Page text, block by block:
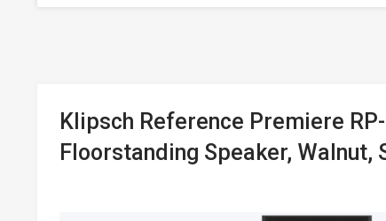
Klipsch Reference Premiere RP-
Floorstanding Speaker, Walnut,